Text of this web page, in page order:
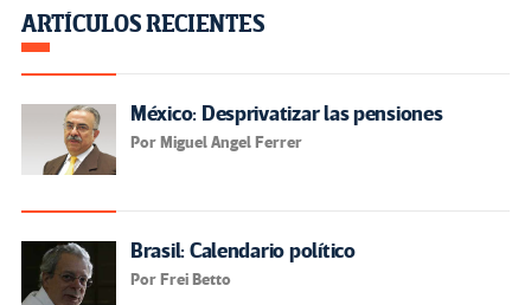
ARTÍCULOS RECIENTES
México: Desprivatizar las pensiones
Por Miguel Angel Ferrer
Brasil: Calendario político
Por Frei Betto